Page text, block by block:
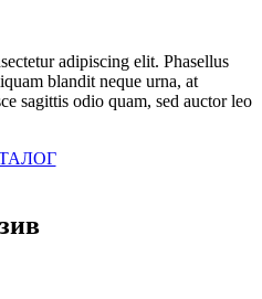
adipiscing elit. Phasellus
blandit neque urna, at
sagittis odio quam, sed auctor leo